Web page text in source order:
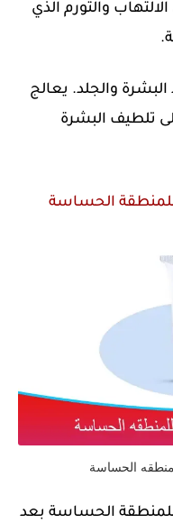
والتورم الذي
البشرة والجلد. يعالج
تلطيف البشرة
للمنطقة الحساسة
الحساسة
للمنطقة الحساسة بعد